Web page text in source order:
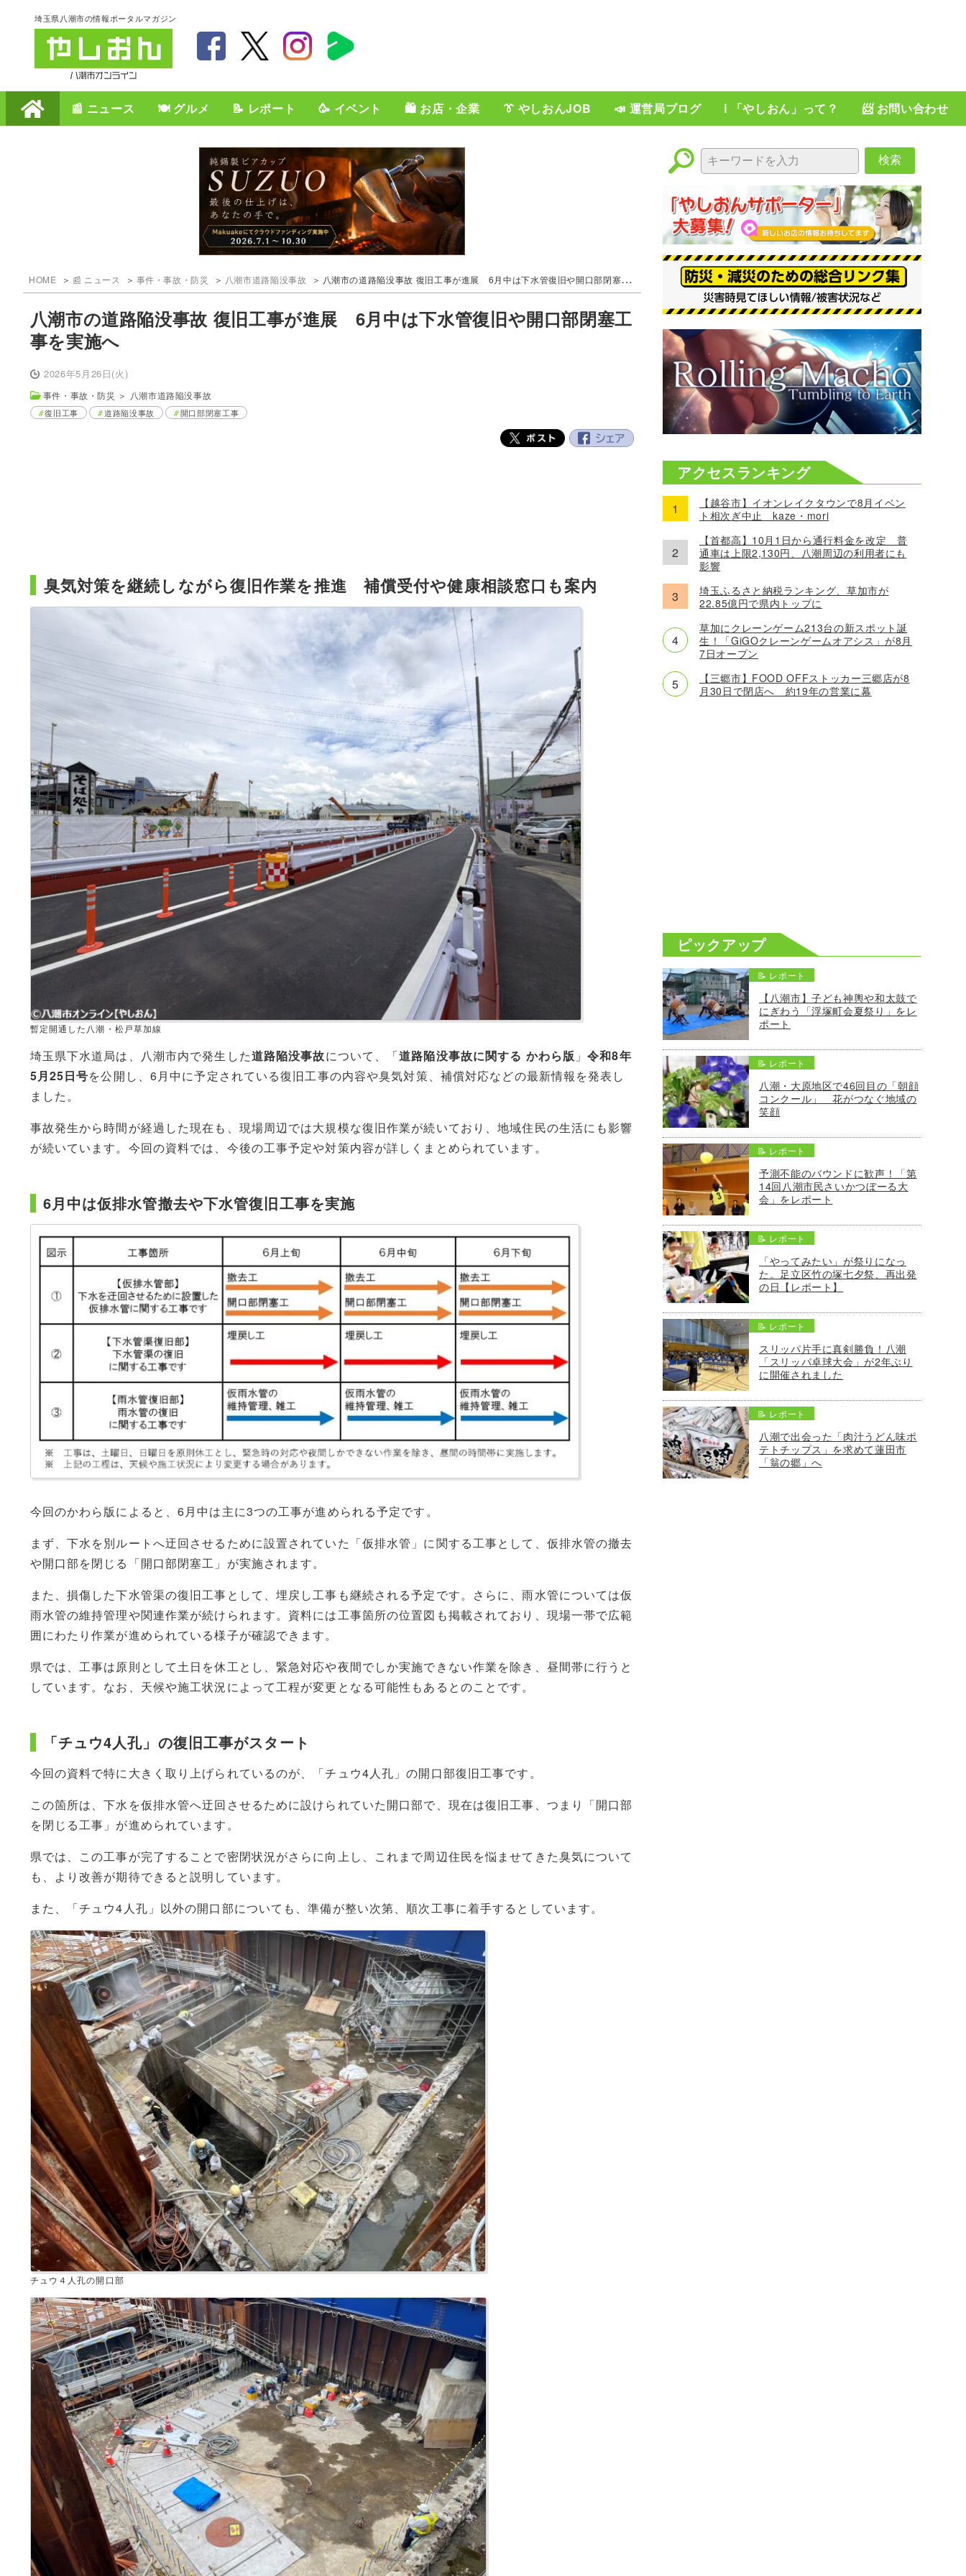
埼玉県八潮市の情報ポータルマガジン
📰 ニュース 🍽️ グルメ 📝 レポート 🥳 イベント 🛍️ お店・企業 👔 やしおんJOB 📣 運営局ブログ ℹ️ 「やしおん」って？ 📨 お問い合わせ
HOME 📰 ニュース 事件・事故・防災 八潮市道路陥没事故 八潮市の道路陥没事故 復旧工事が進展 6月中は下水管復旧や開口部閉塞工事を実施へ
八潮市の道路陥没事故 復旧工事が進展 6月中は下水管復旧や開口部閉塞工
事を実施へ
2026年5月26日(火)
事件・事故・防災 ＞ 八潮市道路陥没事故
復旧工事 道路陥没事故 開口部閉塞工事
臭気対策を継続しながら復旧作業を推進 補償受付や健康相談窓口も案内
暫定開通した八潮・松戸草加線
埼玉県下水道局は、八潮市内で発生した道路陥没事故について、「道路陥没事故に関する かわら版 」令和8年
5月25日号を公開し、6月中に予定されている復旧工事の内容や臭気対策、補償対応などの最新情報を発表し
ました。
事故発生から時間が経過した現在も、現場周辺では大規模な復旧作業が続いており、地域住民の生活にも影響
が続いています。今回の資料では、今後の工事予定や対策内容が詳しくまとめられています。
6月中は仮排水管撤去や下水管復旧工事を実施
今回のかわら版によると、6月中は主に3つの工事が進められる予定です。
まず、下水を別ルートへ迂回させるために設置されていた「仮排水管」に関する工事として、仮排水管の撤去
や開口部を閉じる「開口部閉塞工」が実施されます。
また、損傷した下水管渠の復旧工事として、埋戻し工事も継続される予定です。さらに、雨水管については仮
雨水管の維持管理や関連作業が続けられます。資料には工事箇所の位置図も掲載されており、現場一帯で広範
囲にわたり作業が進められている様子が確認できます。
県では、工事は原則として土日を休工とし、緊急対応や夜間でしか実施できない作業を除き、昼間帯に行うと
しています。なお、天候や施工状況によって工程が変更となる可能性もあるとのことです。
「チュウ4人孔」の復旧工事がスタート
今回の資料で特に大きく取り上げられているのが、「チュウ4人孔」の開口部復旧工事です。
この箇所は、下水を仮排水管へ迂回させるために設けられていた開口部で、現在は復旧工事、つまり「開口部
を閉じる工事」が進められています。
県では、この工事が完了することで密閉状況がさらに向上し、これまで周辺住民を悩ませてきた臭気について
も、より改善が期待できると説明しています。
また、「チュウ4人孔」以外の開口部についても、準備が整い次第、順次工事に着手するとしています。
チュウ４人孔の開口部
検索
アクセスランキング
【越谷市】イオンレイクタウンで8月イベン
ト相次ぎ中止 kaze・mori
【首都高】10月1日から通行料金を改定 普
通車は上限2,130円、八潮周辺の利用者にも
影響
埼玉ふるさと納税ランキング、草加市が
22.85億円で県内トップに
草加にクレーンゲーム213台の新スポット誕
生！「GiGOクレーンゲームオアシス」が8月
7日オープン
【三郷市】FOOD OFFストッカー三郷店が8
月30日で閉店へ 約19年の営業に幕
ピックアップ
📝 レポート
【八潮市】子ども神輿や和太鼓で
にぎわう「浮塚町会夏祭り」をレ
ポート
📝 レポート
八潮・大原地区で46回目の「朝顔
コンクール」 花がつなぐ地域の
笑顔
📝 レポート
予測不能のバウンドに歓声！「第
14回八潮市民さいかつぼーる大
会」をレポート
📝 レポート
「やってみたい」が祭りになっ
た。足立区竹の塚七夕祭、再出発
の日【レポート】
📝 レポート
スリッパ片手に真剣勝負！八潮
「スリッパ卓球大会」が2年ぶり
に開催されました
📝 レポート
八潮で出会った「肉汁うどん味ポ
テトチップス」を求めて蓮田市
「翁の郷」へ